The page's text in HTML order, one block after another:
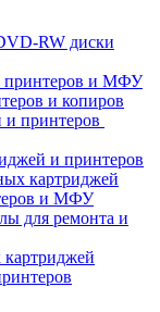
RW диски
принтеров и МФУ
и копиров
и принтеров
и принтеров
картриджей
и МФУ
для ремонта и